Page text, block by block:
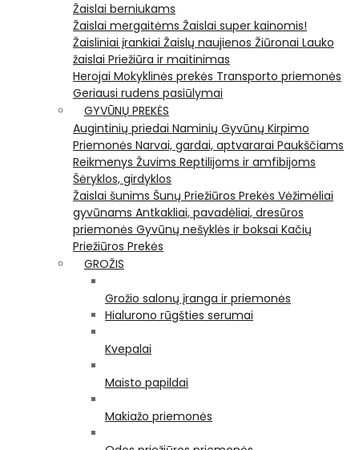
Žaislai berniukams
Žaislai mergaitėms Žaislai super kainomis!
Žaisliniai įrankiai Žaislų naujienos Žiūronai Lauko
žaislai Priežiūra ir maitinimas
Herojai Mokyklinės prekės Transporto priemonės
Geriausi rudens pasiūlymai
GYVŪNŲ PREKĖS
Augintinių priedai Naminių Gyvūnų Kirpimo
Priemonės Narvai, gardai, aptvararai Paukščiams
Reikmenys Žuvims Reptilijoms ir amfibijoms
Šėryklos, girdyklos
Žaislai šunims Šunų Priežiūros Prekės Vėžimėliai
gyvūnams Antkakliai, pavadėliai, dresūros
priemonės Gyvūnų nešyklės ir boksai Kačių
Priežiūros Prekės
GROŽIS
Grožio salonų įranga ir priemonės
Hialurono rūgšties serumai
Kvepalai
Maisto papildai
Makiažo priemonės